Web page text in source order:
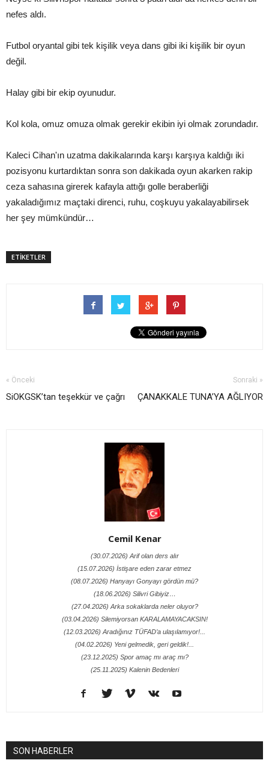
nefes aldı.
Futbol oryantal gibi tek kişilik veya dans gibi iki kişilik bir oyun
değil.
Halay gibi bir ekip oyunudur.
Kol kola, omuz omuza olmak gerekir ekibin iyi olmak zorundadır.
Kaleci Cihan'ın uzatma dakikalarında karşı karşıya kaldığı iki
pozisyonu kurtardıktan sonra son dakikada oyun akarken rakip
ceza sahasına girerek kafayla attığı golle beraberliği
yakaladığımız maçtaki direnci, ruhu, coşkuyu yakalayabilirsek
her şey mümkündür…
ETİKETLER
« Önceki
SiOKGSK’tan teşekkür ve çağrı
Sonraki »
ÇANAKKALE TUNA’YA AĞLIYOR
Cemil Kenar
(30.07.2026) Arif olan ders alır
(15.07.2026) İstişare eden zarar etmez
(08.07.2026) Hanyayı Gonyayı gördün mü?
(18.06.2026) Silivri Gibiyiz…
(27.04.2026) Arka sokaklarda neler oluyor?
(03.04.2026) Silemiyorsan KARALAMAYACAKSIN!
(12.03.2026) Aradığınız TÜFAD’a ulaşılamıyor!...
(04.02.2026) Yeni gelmedik, geri geldik!...
(23.12.2025) Spor amaç mı araç mı?
(25.11.2025) Kalenin Bedenleri
SON HABERLER